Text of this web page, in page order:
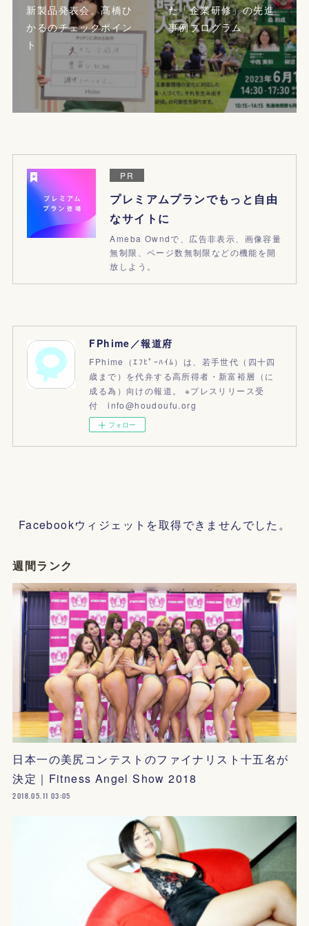
新製品発表会、髙橋ひ
かるのチェックポイン
ト
た「企業研修」の先進
事例プログラム
PR
プレミアムプランでもっと自由
なサイトに
Ameba Owndで、広告非表示、画像容量
無制限、ページ数無制限などの機能を開
放しよう。
FPhime／報道府
FPhime（ｴﾌﾋﾟｰﾊｲﾑ）は、若手世代（四十四
歳まで）を代弁する高所得者・新富裕層（に
成る為）向けの報道。 ※プレスリリース受
付 info@houdoufu.org
フォロー
Facebookウィジェットを取得できませんでした。
週間ランク
日本一の美尻コンテストのファイナリスト十五名が
決定｜Fitness Angel Show 2018
2018.05.11 03:05